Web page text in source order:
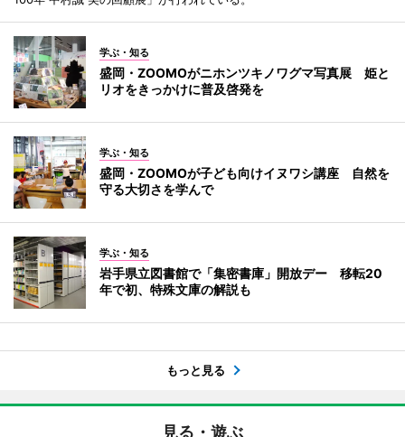
学ぶ・知る
盛岡・ZOOMOがニホンツキノワグマ写真展 姫と
リオをきっかけに普及啓発を
学ぶ・知る
盛岡・ZOOMOが子ども向けイヌワシ講座 自然を
守る大切さを学んで
学ぶ・知る
岩手県立図書館で「集密書庫」開放デー 移転20
年で初、特殊文庫の解説も
もっと見る
見る・遊ぶ